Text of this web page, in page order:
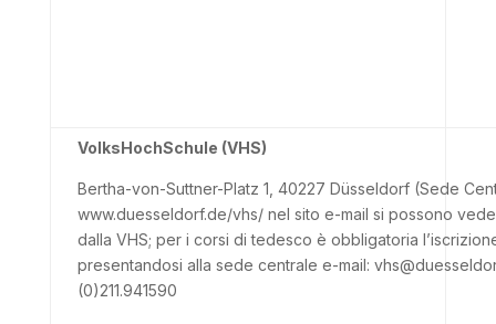
VolksHochSchule (VHS)
Bertha-von-Suttner-Platz 1, 40227 Düsseldorf (Sede
www.duesseldorf.de/vhs/ nel sito e-mail si possono
dalla VHS; per i corsi di tedesco è obbligatoria
presentandosi alla sede centrale e-mail:
(0)211.941590